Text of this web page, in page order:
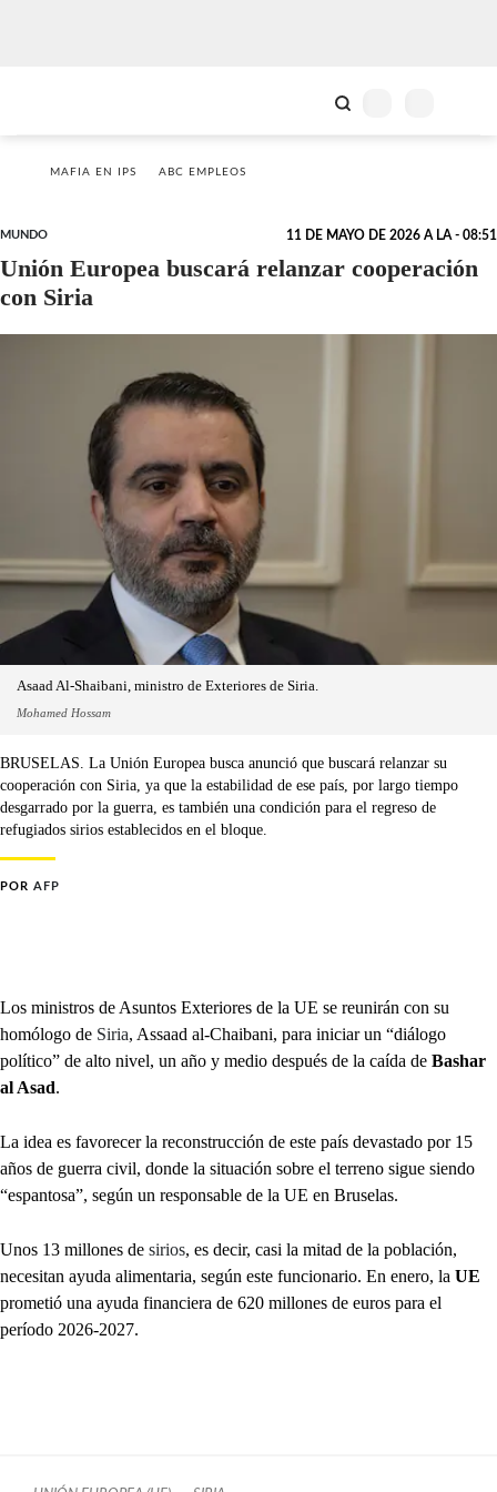
MAFIA EN IPS ABC EMPLEOS
MUNDO 11 DE MAYO DE 2026 A LA - 08:51
Unión Europea buscará relanzar cooperación
con Siria
Asaad Al-Shaibani, ministro de Exteriores de Siria.
Mohamed Hossam
BRUSELAS. La Unión Europea busca anunció que buscará relanzar su
cooperación con Siria, ya que la estabilidad de ese país, por largo tiempo
desgarrado por la guerra, es también una condición para el regreso de
refugiados sirios establecidos en el bloque.
POR AFP
Los ministros de Asuntos Exteriores de la UE se reunirán con su
homólogo de Siria, Assaad al-Chaibani, para iniciar un “diálogo
político” de alto nivel, un año y medio después de la caída de Bashar
al Asad.
La idea es favorecer la reconstrucción de este país devastado por 15
años de guerra civil, donde la situación sobre el terreno sigue siendo
“espantosa”, según un responsable de la UE en Bruselas.
Unos 13 millones de sirios, es decir, casi la mitad de la población,
necesitan ayuda alimentaria, según este funcionario. En enero, la UE
prometió una ayuda financiera de 620 millones de euros para el
período 2026-2027.